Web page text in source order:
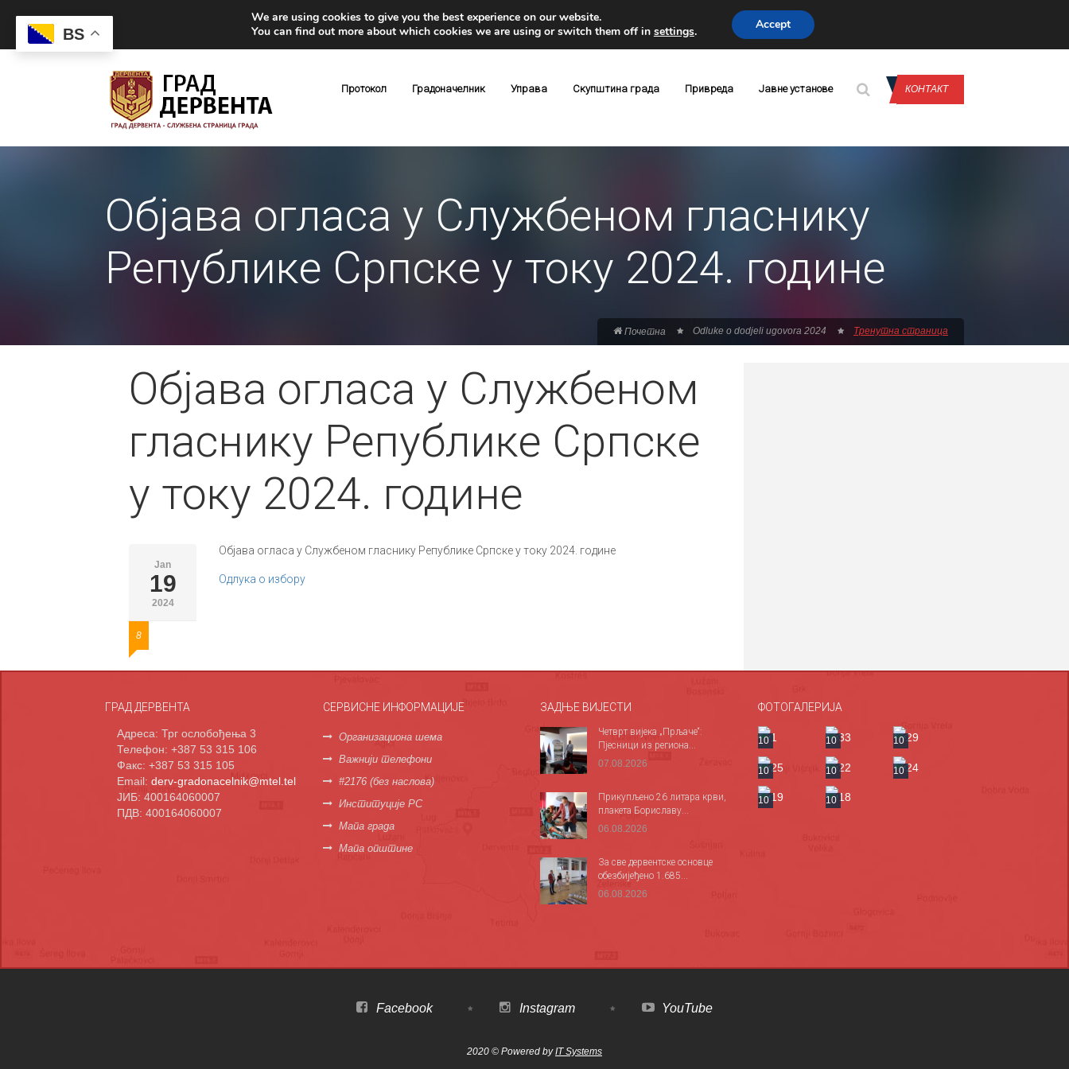
Протокол Градоначелник Управа Скупштина града Привреда Јавне установе КОНТАКТ
Објава огласа у Службеном гласнику
Републике Српске у току 2024. године
Почетна Odluke o dodjeli ugovora 2024 Тренутна страница
Објава огласа у Службеном
гласнику Републике Српске
у току 2024. године
Jan
19
2024
8
Објава огласа у Службеном гласнику Републике Српске у току 2024. године
Одлука о избору
ГРАД ДЕРВЕНТА
Адреса: Трг ослобођења 3
Телефон: +387 53 315 106
Факс: +387 53 315 105
Email: derv-gradonacelnik@mtel.tel
ЈИБ: 400164060007
ПДВ: 400164060007
СЕРВИСНЕ ИНФОРМАЦИЈЕ
Организациона шема
Важнији телефони
#2176 (без наслова)
Институције РС
Мапа града
Мапа општине
ЗАДЊЕ ВИЈЕСТИ
Четврт вијека „Прљаче“:
Пјесници из региона...
07.08.2026
Прикупљено 26 литара крви,
плакета Бориславу...
06.08.2026
За све дервентске основце
обезбијеђено 1.685...
06.08.2026
ФОТОГАЛЕРИЈА
10 10 10
10 10 10
10 10
Facebook Instagram YouTube
2020 © Powered byIT Systems
BS
We are using cookies to give you the best experience on our website.
You can find out more about which cookies we are using or switch them off in settings. Accept